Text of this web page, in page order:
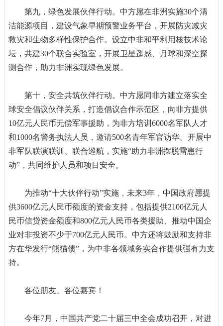
第九，绿色发展伙伴行动。中方愿在非洲实施30个清
洁能源项目，建设气象早期预警业务平台，开展防灾减灾
救灾和生物多样性保护合作。设立中非和平利用核技术论
坛，共建30个联合实验室，开展卫星遥感、月球和深空探
测合作，助力非洲实现绿色发展。
第十，安全共筑伙伴行动。中方愿同非方建立落实全
球安全倡议伙伴关系，打造倡议合作示范区，向非方提供
10亿元人民币无偿军事援助，为非方培训6000名军队人才
和1000名警务执法人员，邀请500名青年军官访华。开展中
非军队联演联训、联合巡航，实施“助力非洲摆脱雷患行
动”，共同维护人员和项目安全。
为推动“十大伙伴行动”实施，未来3年，中国政府愿提
供3600亿元人民币额度的资金支持，包括提供2100亿元人
民币信贷资金额度和800亿元人民币各类援助、推动中国企
业对非投资不少于700亿元人民币。中方还将鼓励和支持非
方在华发行“熊猫债”，为中非各领域务实合作提供强有力支
持。
各位朋友、各位嘉宾！
今年7月，中国共产党二十届三中全会成功召开，对进